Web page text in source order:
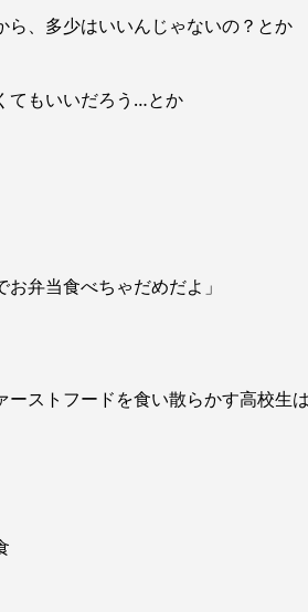
ら、多少はいいんじゃないの？とか
てもいいだろう…とか
お弁当食べちゃだめだよ」
ストフードを食い散らかす高校生